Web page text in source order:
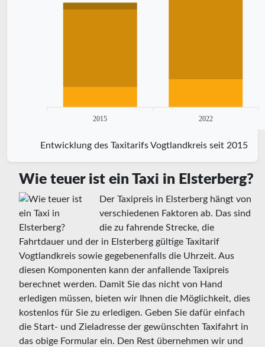
2015 2022
Entwicklung des Taxitarifs Vogtlandkreis seit 2015
Wie teuer ist ein Taxi in Elsterberg?
Der Taxipreis in Elsterberg hängt von
verschiedenen Faktoren ab. Das sind
die zu fahrende Strecke, die
Fahrtdauer und der in Elsterberg gültige Taxitarif
Vogtlandkreis sowie gegebenenfalls die Uhrzeit. Aus
diesen Komponenten kann der anfallende Taxipreis
berechnet werden. Damit Sie das nicht von Hand
erledigen müssen, bieten wir Ihnen die Möglichkeit, dies
kostenlos für Sie zu erledigen. Geben Sie dafür einfach
die Start- und Zieladresse der gewünschten Taxifahrt in
das obige Formular ein. Den Rest übernehmen wir und